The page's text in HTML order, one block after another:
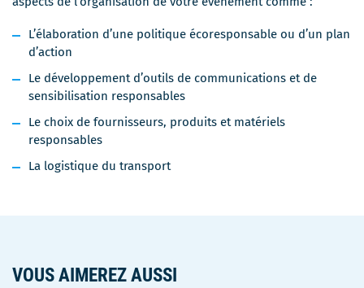
une
nouvelle
L’élaboration d’une politique écoresponsable ou d’un plan
d’action
Le développement d’outils de communications et de
sensibilisation responsables
Le choix de fournisseurs, produits et matériels
responsables
La logistique du transport
VOUS AIMEREZ AUSSI